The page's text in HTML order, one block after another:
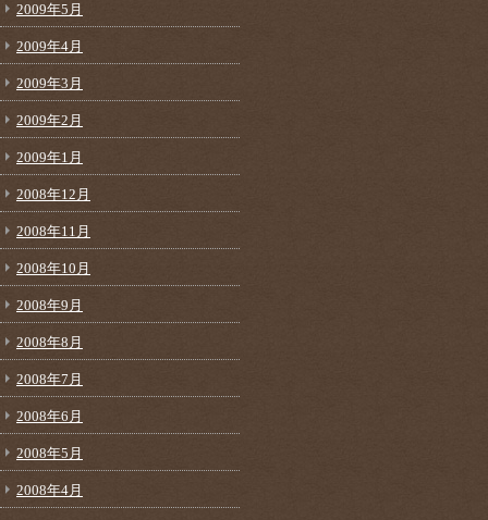
2009年5月
2009年4月
2009年3月
2009年2月
2009年1月
2008年12月
2008年11月
2008年10月
2008年9月
2008年8月
2008年7月
2008年6月
2008年5月
2008年4月